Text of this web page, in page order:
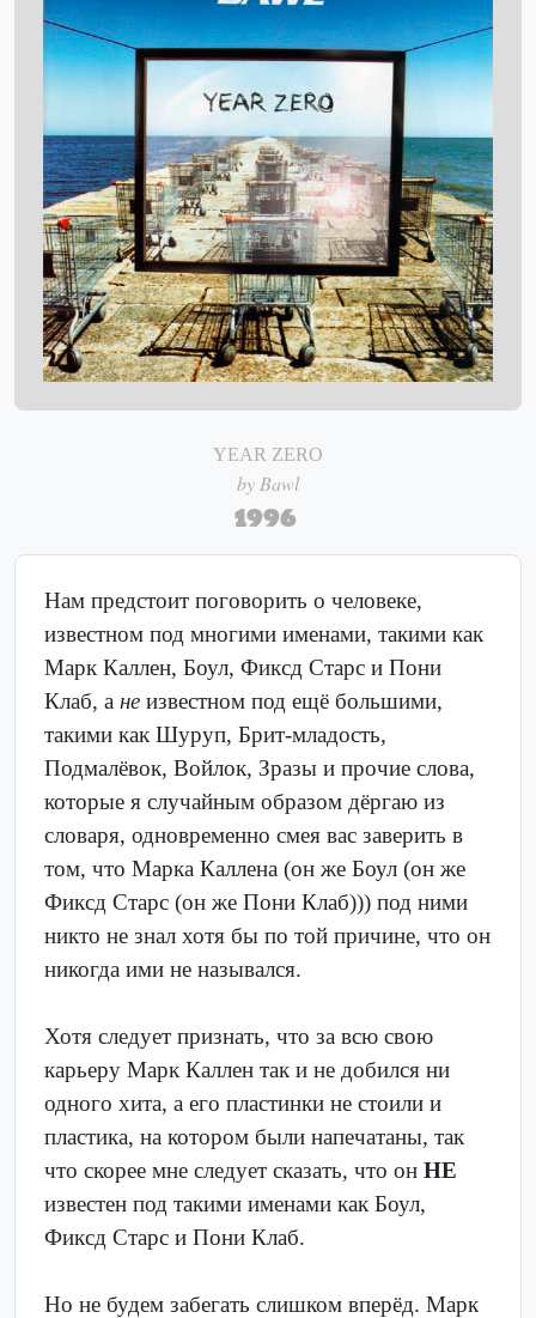
YEAR ZERO
by Bawl
1996
Нам предстоит поговорить о человеке,
известном под многими именами, такими как
Марк Каллен, Боул, Фиксд Старс и Пони
Клаб, а не известном под ещё большими,
такими как Шуруп, Брит-младость,
Подмалёвок, Войлок, Зразы и прочие слова,
которые я случайным образом дёргаю из
словаря, одновременно смея вас заверить в
том, что Марка Каллена (он же Боул (он же
Фиксд Старс (он же Пони Клаб))) под ними
никто не знал хотя бы по той причине, что он
никогда ими не назывался.
Хотя следует признать, что за всю свою
карьеру Марк Каллен так и не добился ни
одного хита, а его пластинки не стоили и
пластика, на котором были напечатаны, так
что скорее мне следует сказать, что он НЕ
известен под такими именами как Боул,
Фиксд Старс и Пони Клаб.
Но не будем забегать слишком вперёд. Марк